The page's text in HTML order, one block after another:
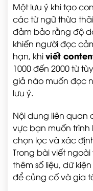
Một lưu ý khi tạo
các từ ngữ thừa
đảm bảo rằng độ
khiến người đọc
hạn, khiviết
1000 đến 2000 từ
giả nào muốn đọc
lưu ý.
Nội dung liên quan
vực bạn muốn
chọn lọc và xác
Trong bài viết
thêm số liệu, dữ
để củng cố và gia